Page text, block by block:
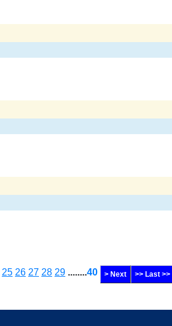
25 26 27 28 29 ........40 > Next >> Last >>